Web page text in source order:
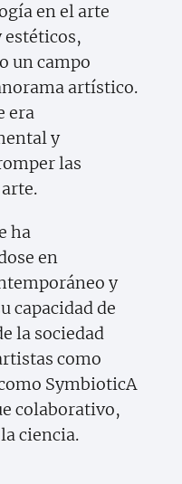
en el arte
estéticos,
un campo
artístico.
era
y
las
ha
en
y
capacidad de
la sociedad
como
SymbioticA
colaborativo,
ciencia.